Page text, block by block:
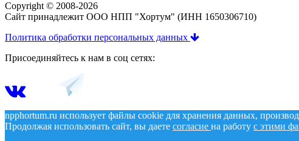
Copyright © 2008-2026
Cайт принадлежит ООО НПП "Хортум" (ИНН 1650306710)
Политика обработки персональных данных
Присоединяйтесь к нам в соц сетях:
npphortum.ru использует файлы cookie для хранения данных,
Продолжая использовать сайт, вы даете согласие на работу с этими